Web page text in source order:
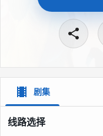
剧集
线路选择